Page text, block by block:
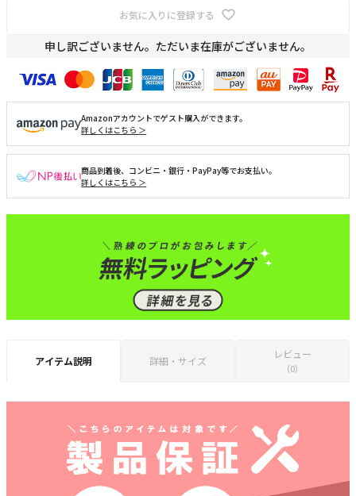
お気に入りに登録する
申し訳ございません。ただいま在庫がございません。
Amazonアカウントでゲスト購入ができます。
詳しくはこちら ＞
商品到着後、コンビニ・銀行・PayPay等でお支払い。
詳しくはこちら ＞
アイテム説明 詳細・サイズ
レビュー
（0）